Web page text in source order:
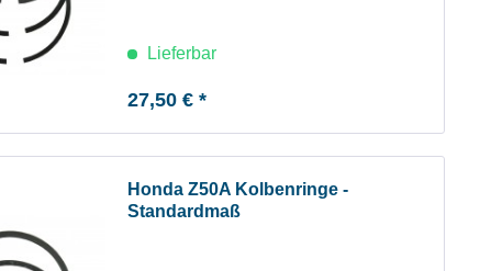
Lieferbar
27,50 € *
Honda Z50A Kolbenringe -
Standardmaß